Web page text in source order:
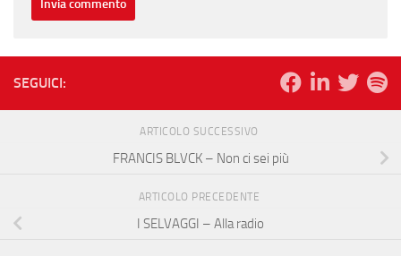
SEGUICI:
ARTICOLO SUCCESSIVO
FRANCIS BLVCK – Non ci sei più
ARTICOLO PRECEDENTE
I SELVAGGI – Alla radio